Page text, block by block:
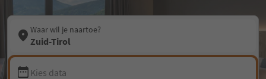
Waar wil je naartoe?
Zuid-Tirol
Kies data